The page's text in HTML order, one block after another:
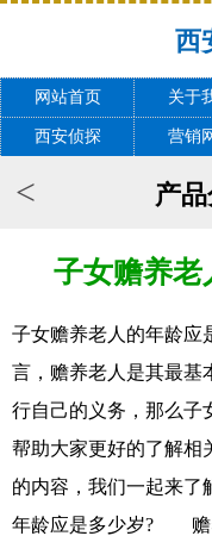
西
网站首页 关于
西安侦探 营销
< 产
子女赡养老
子女赡养老人的年龄应
言，赡养老人是其最基
行自己的义务，那么子
帮助大家更好的了解相
的内容，我们一起来
年龄应是多少岁? 赡